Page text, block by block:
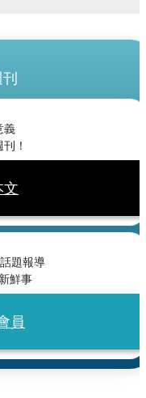
義
！
文
題報導
鮮事
員